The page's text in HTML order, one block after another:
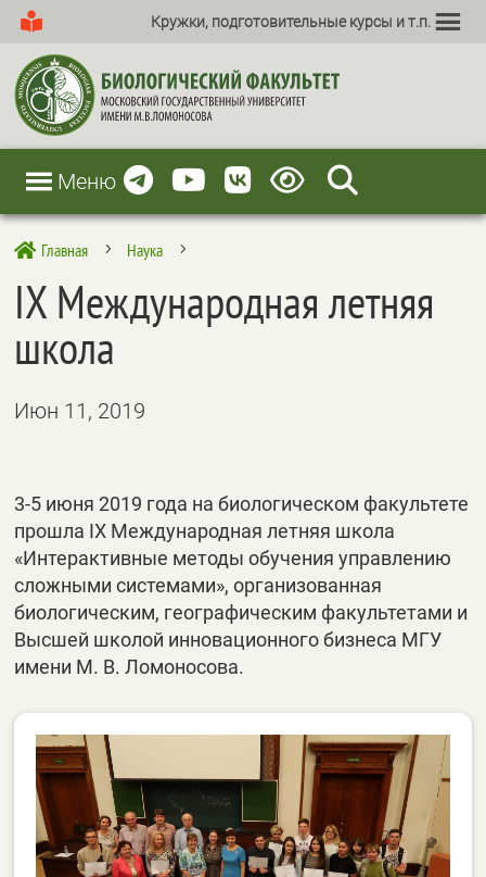
Кружки, подготовительные курсы и т.п.
Меню
 Главная 5 Наука 5
IX Международная летняя
школа
Июн 11, 2019
3-5 июня 2019 года на биологическом факультете
прошла IX Международная летняя школа
«Интерактивные методы обучения управлению
сложными системами», организованная
биологическим, географическим факультетами и
Высшей школой инновационного бизнеса МГУ
имени М. В. Ломоносова.